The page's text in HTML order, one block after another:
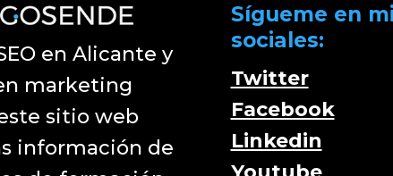
en Alicante y
marketing
sitio web
información de
Sígueme en
sociales:
Twitter
Facebook
Linkedin